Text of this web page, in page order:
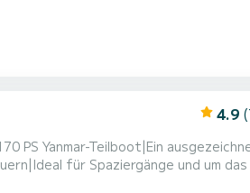
4.9
170 PS Yanmar-Teilboot|Ein
für Spaziergänge und um
umfasst: Radar, AIS-Radio,